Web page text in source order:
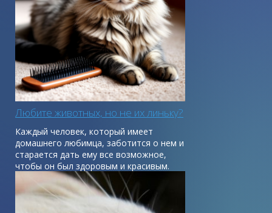
Любите животных, но не их линьку?
Каждый человек, который имеет
домашнего любимца, заботится о нем и
старается дать ему все возможное,
чтобы он был здоровым и красивым.
Главным украшением каждого питомца
является его шерсть, поэтому за ней
необходимо очень внимательно следить